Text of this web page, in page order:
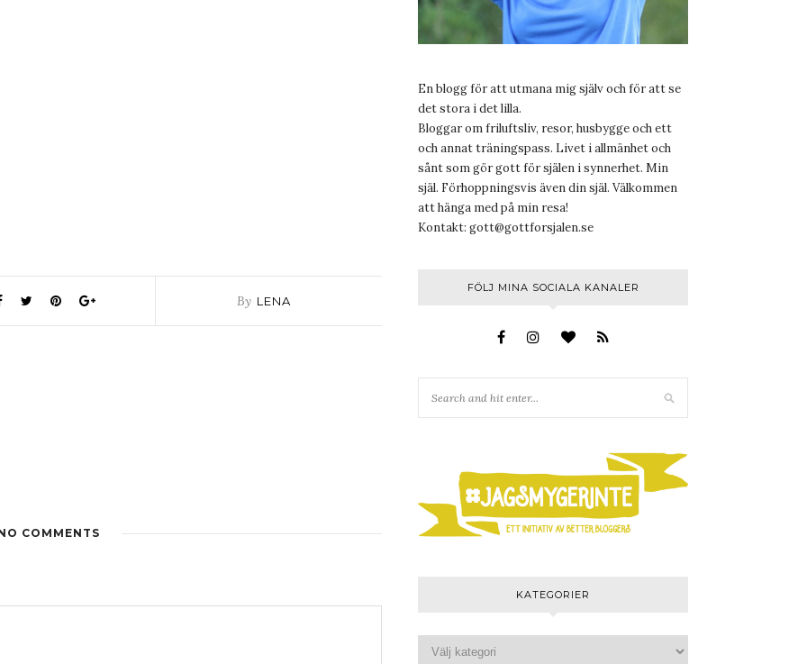
By LENA
COMMENTS
En blogg för att utmana mig själv och för att se
det stora i det lilla.
Bloggar om friluftsliv, resor, husbygge och ett
och annat träningspass. Livet i allmänhet och
sånt som gör gott för själen i synnerhet. Min
själ. Förhoppningsvis även din själ. Välkommen
att hänga med på min resa!
Kontakt: gott@gottforsjalen.se
FÖLJ MINA SOCIALA KANALER
KATEGORIER